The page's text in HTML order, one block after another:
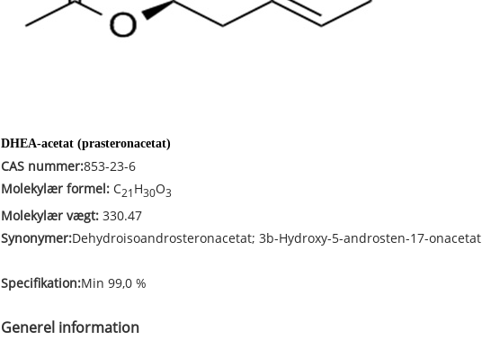
DHEA-acetat (prasteronacetat)
CAS nummer:853-23-6
Molekylær formel: C21 H30O3
Molekylær vægt: 330.47
Synonymer:Dehydroisoandrosteronacetat; 3b-Hydroxy-5-androsten-17-onacetat
Specifikation:Min 99,0 %
Generel information